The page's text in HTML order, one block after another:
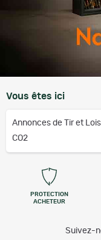
Vous êtes ici
Annonces de Tir et
CO2
PROTECTION
ACHETEUR
Suivez-